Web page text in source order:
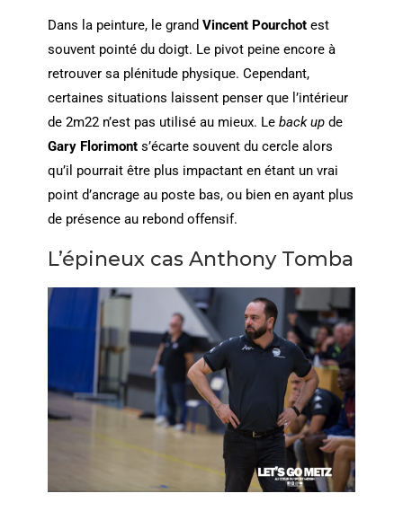
Dans la peinture, le grand Vincent Pourchotest
souvent pointé du doigt. Le pivot peine encore à
retrouver sa plénitude physique. Cependant,
certaines situations laissent penser que l’intérieur
de 2m22 n’est pas utilisé au mieux. Le back upde
Gary Florimonts’écarte souvent du cercle alors
qu’il pourrait être plus impactant en étant un vrai
point d’ancrage au poste bas, ou bien en ayant plus
de présence au rebond offensif.
L’épineux cas Anthony Tomba